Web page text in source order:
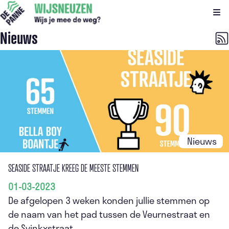
Nieuws
Nieuws
SEASIDE STRAATJE KREEG DE MEESTE STEMMEN
01-03-2023
De afgelopen 3 weken konden jullie stemmen op
de naam van het pad tussen de Veurnestraat en